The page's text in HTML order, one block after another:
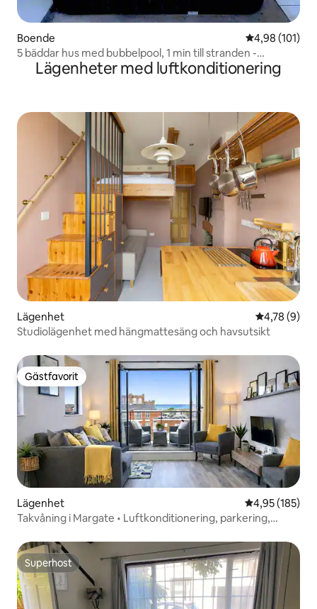
Boende 4,98 av 5 i
4,98 (101)
5 bäddar hus med bubbelpool, 1 min till stranden -
Margate
Lägenheter med luftkonditionering
Lägenhet 4,78 av 5 i
4,78 (9)
Studiolägenhet med hängmattesäng och havsutsikt
Gästfavorit
Gästfavorit
Lägenhet 4,95 av 5 i
4,95 (185)
Takvåning i Margate • Luftkonditionering, parkering,
Superhost
Superhost